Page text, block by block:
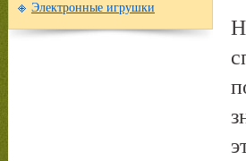
Электронные игрушки